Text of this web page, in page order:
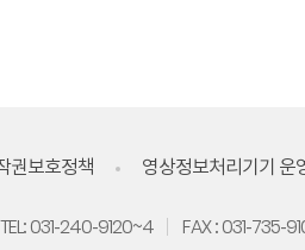
권보호정책 영상정보처리기기 운
TEL: 031-240-9120~4 FAX : 031-735-